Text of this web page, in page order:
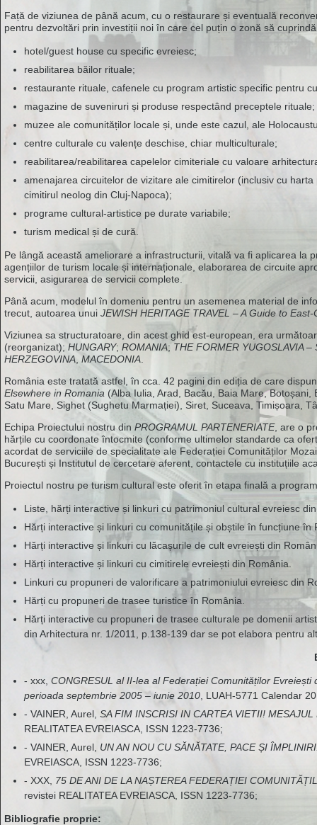
Față de viziunea de până acum, cu o restaurare și eventuală
pentru dezvoltări prin investiții noi în care cel puțin o zonă să
hotel/guest house cu specific evreiesc;
reabilitarea băilor rituale;
restaurante rituale, cafenele cu program artistic specific pentru
magazine de suveniruri și produse respectând preceptele rituale;
muzee ale comunităților locale și, unde este cazul, ale
centre culturale cu valențe deschise, chiar multiculturale;
reabilitarea/reabilitarea capelelor cimiteriale cu valoare
amenajarea circuitelor de vizitare ale cimitirelor (inclusiv cu
cimitirul neolog din Cluj-Napoca);
programe cultural-artistice pe durate variabile;
turism medical și de cură.
Pe lângă această ameliorare a infrastructurii, vitală va fi aplicarea
agențiilor de turism locale și internaționale, elaborarea de circuite
servicii, asigurarea de servicii complete.
Până acum, modelul în domeniu pentru un asemenea material de
trecut, autoarea unui JEWISH HERITAGE TRAVEL – A Guide to
Viziunea sa structuratoare, din acest ghid est-european, era
(reorganizat); HUNGARY; ROMANIA; THE FORMER YUGOSLAVIA
HERZEGOVINA MACEDONIA
România este tratată astfel, în cca. 42 pagini din ediția de care
Elsewhere in Romania (Alba Iulia, Arad, Bacău, Baia Mare,
Satu Mare, Sighet (Sughetu Marmației), Siret, Suceava, Timișoara,
Echipa Proiectului nostru din PROGRAMUL PARTENERIATE, are o
hărțile cu coordonate întocmite (conforme ultimelor standarde ca
acordat de serviciile de specialitate ale Federației Comunităților
București și Institutul de cercetare aferent, contactele cu instituțiile
Proiectul nostru pe turism cultural este oferit în etapa finală a
Liste, hărți interactive și linkuri cu patrimoniul cultural evreiesc
Hărți interactive și linkuri cu comunitățile și obștile în funcțiune în
Hărți interactive și linkuri cu lăcașurile de cult evreiești din
Hărți interactive și linkuri cu cimitirele evreiești din România.
Linkuri cu propuneri de valorificare a patrimoniului evreiesc din
Hărți cu propuneri de trasee turistice în România.
Hărți interactive cu propuneri de trasee culturale pe domenii
din Arhitectura nr. 1/2011, p.138-139 dar se pot elabora pentru
- xxx, CONGRESUL al II-lea al Federației Comunităților
perioada septembrie 2005 – iunie 2010 , LUAH-5771 Calendar
- VAINER, Aurel, SA FIM INSCRISI IN CARTEA VIETII!
REALITATEA EVREIASCA, ISSN 1223-7736;
- VAINER, Aurel, UN AN NOU CU SĂNĂTATE, PACE ȘI
EVREIASCA, ISSN 1223-7736;
- XXX, 75 DE ANI DE LA NAȘTEREA FEDERAȚIEI
revistei REALITATEA EVREIASCA, ISSN 1223-7736;
Bibliografie proprie: